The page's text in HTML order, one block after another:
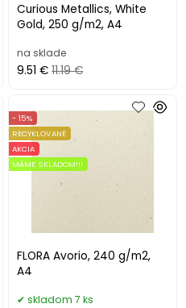
Curious Metallics, White
Gold, 250 g/m2, A4
na sklade
9.51 € 11.19 €
FLORA Avorio, 240 g/m2,
A4
- 15%
RECYKLOVANÉ
AKCIA
MÁME SKLADOM!!!
skladom 7 ks